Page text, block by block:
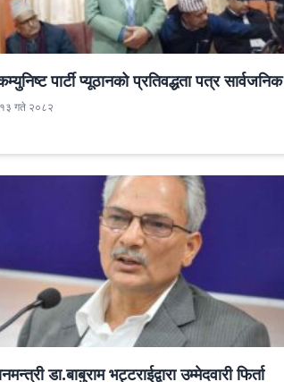
पार्टी प्यूठानको प्रतिवद्धता पत्र सार्वजनिक
गते २०८२
डा.बाबुराम भट्टराईद्वारा उम्मेदवारी फिर्ता